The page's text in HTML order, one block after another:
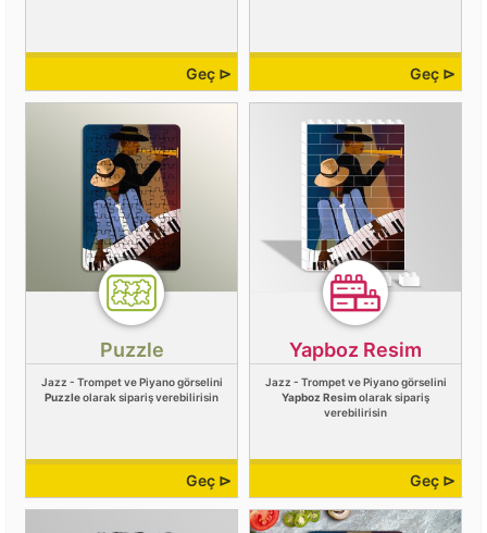
Geç ⊳ Geç ⊳
Puzzle
Jazz - Trompet ve Piyano görselini
Puzzleolarak sipariş verebilirisin
Geç ⊳
Yapboz Resim
Jazz - Trompet ve Piyano görselini
Yapboz Resimolarak sipariş
verebilirisin
Geç ⊳